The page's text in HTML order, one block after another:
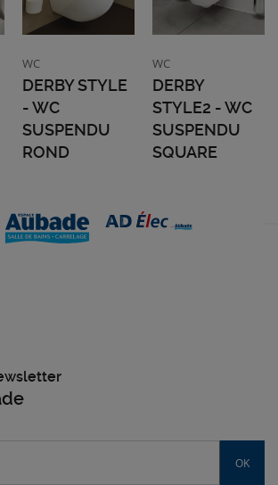
WC
DERBY STYLE
- WC
SUSPENDU
ROND
WC
DERBY
STYLE2 - WC
SUSPENDU
SQUARE
OK